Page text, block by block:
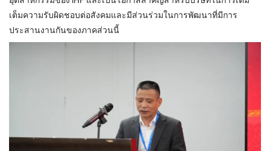
เต็มความรับผิดชอบต่อสังคมและมีส่วนร่วมในการพัฒนาที่มีการ
ประสานงานกันของภาคส่วนนี้